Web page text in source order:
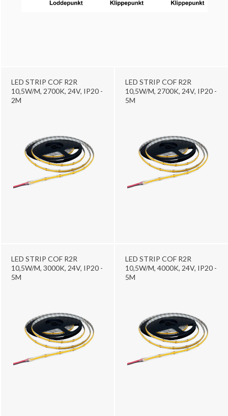
LED STRIP COF R2R
10,5W/M, 2700K, 24V, IP20 -
2M
LED STRIP COF R2R
10,5W/M, 2700K, 24V, IP20 -
5M
LED STRIP COF R2R
10,5W/M, 3000K, 24V, IP20 -
5M
LED STRIP COF R2R
10,5W/M, 4000K, 24V, IP20 -
5M